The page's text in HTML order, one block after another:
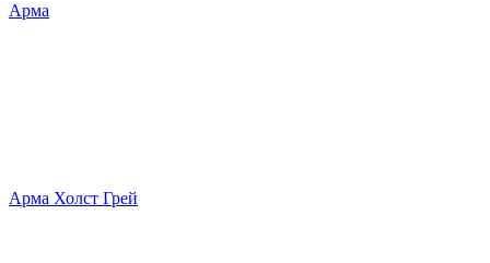
Арма
Арма Холст Грей